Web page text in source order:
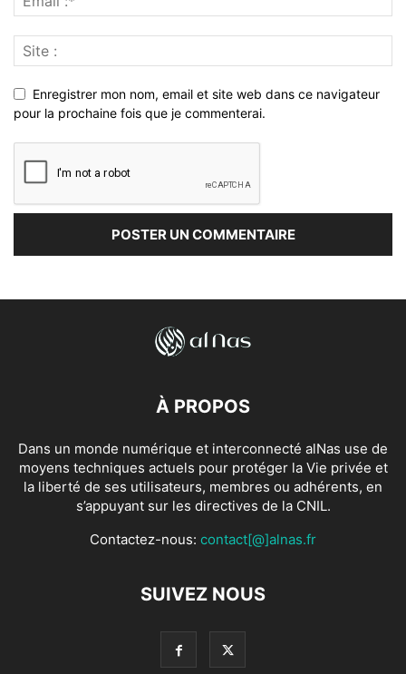
Enregistrer mon nom, email et site web dans ce navigateur
pour la prochaine fois que je commenterai.
À PROPOS
Dans un monde numérique et interconnecté alNas use de
moyens techniques actuels pour protéger la Vie privée et
la liberté de ses utilisateurs, membres ou adhérents, en
s’appuyant sur les directives de la CNIL.
Contactez-nous: contact[@]alnas.fr
SUIVEZ NOUS